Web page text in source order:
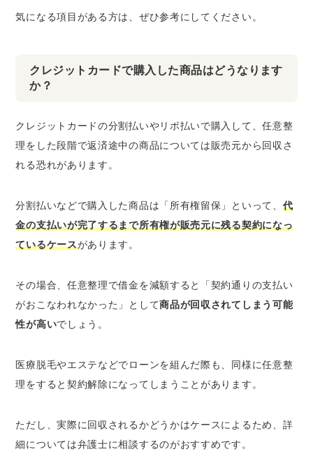
気になる項目がある方は、ぜひ参考にしてください。
クレジットカードで購入した商品はどうなります
か？
クレジットカードの分割払いやリボ払いで購入して、任意整
理をした段階で返済途中の商品については販売元から回収さ
れる恐れがあります 。
分割払いなどで購入した商品は「所有権留保」といって、 代
金の支払いが完了するまで所有権が販売元に残る契約になっ
ているケースがあります。
その場合、任意整理で借金を減額すると「契約通りの支払い
がおこなわれなかった」として商品が回収されてしまう可能
性が高いでしょう。
医療脱毛やエステなどでローンを組んだ際も、同様に任意整
理をすると 契約解除になってしまうことがあります 。
ただし、実際に回収されるかどうかはケースによるため、詳
細については弁護士に相談するのがおすすめです。